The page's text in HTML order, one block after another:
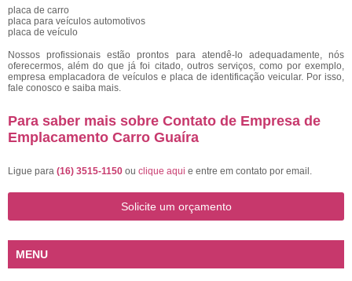
placa de carro
placa para veículos automotivos
placa de veículo
Nossos profissionais estão prontos para atendê-lo adequadamente, nós
oferecermos, além do que já foi citado, outros serviços, como por exemplo,
empresa emplacadora de veículos e placa de identificação veicular. Por isso,
fale conosco e saiba mais.
Para saber mais sobre Contato de Empresa de
Emplacamento Carro Guaíra
Ligue para (16) 3515-1150 ou clique aqui e entre em contato por email.
Solicite um orçamento
MENU